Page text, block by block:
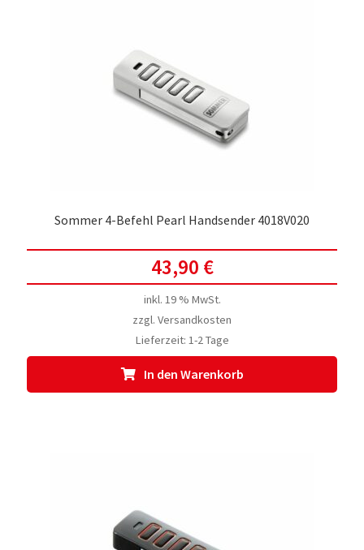
Sommer 4-Befehl Pearl Handsender 4018V020
43,90 €
inkl. 19 % MwSt.
zzgl. Versandkosten
Lieferzeit: 1-2 Tage
In den Warenkorb